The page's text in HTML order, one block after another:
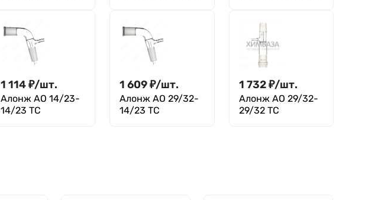
1 114₽/шт.
Алонж АО 14/23-
14/23 ТС
1 609₽/шт.
Алонж АО 29/32-
14/23 ТС
1 732₽/шт.
Алонж АО 29/32-
29/32 ТС